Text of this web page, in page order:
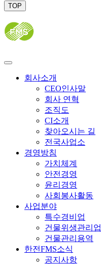
TOP
닫
회사소개
CEO인사말
회사 연혁
조직도
CI소개
찾아오시는 길
전국사업소
경영방침
가치체계
안전경영
윤리경영
사회봉사활동
사업분야
특수경비업
건물위생관리업
건물관리용역
한전FMS소식
공지사항